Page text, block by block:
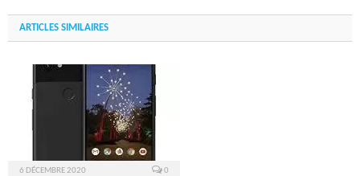
ARTICLES SIMILAIRES
6 DÉCEMBRE 2020 0